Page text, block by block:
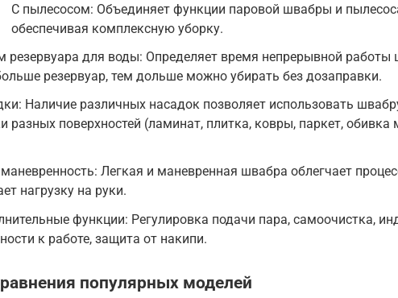
С пылесосом: Объединяет функции паровой швабры и
обеспечивая комплексную уборку.
резервуара для воды: Определяет время непрерывной работы
резервуар, тем дольше можно убирать без дозаправки.
Наличие различных насадок позволяет использовать
разных поверхностей (ламинат, плитка, ковры, паркет, обивка
Легкая и маневренная швабра облегчает
нагрузку на руки.
функции: Регулировка подачи пара, самоочистка,
к работе, защита от накипи.
популярных моделей